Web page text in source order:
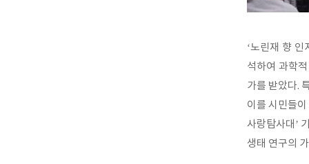
‘노린재 향
석하여 과학
가를 받았다.
이를 시민들
사랑탐사대’
생태 연구의